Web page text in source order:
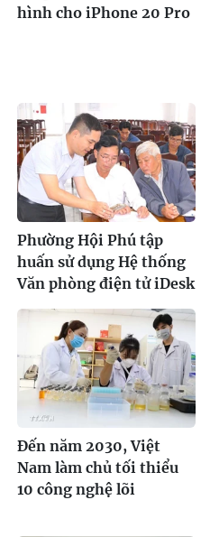
hình cho iPhone 20 Pro
Phường Hội Phú tập
huấn sử dụng Hệ thống
Văn phòng điện tử iDesk
Đến năm 2030, Việt
Nam làm chủ tối thiểu
10 công nghệ lõi